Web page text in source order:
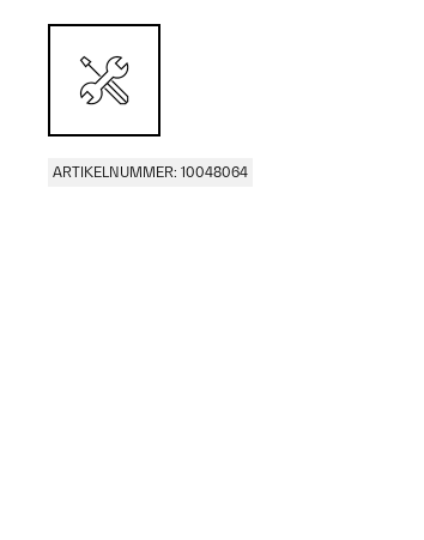
ARTIKELNUMMER: 10048064